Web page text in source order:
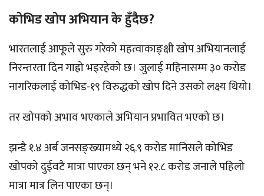
कोभिड खोप अभियान के हुँदैछ?
भारतलाई आफूले सुरु गरेको महत्वाकाङ्क्षी खोप अभियानलाई
निरन्तरता दिन गाह्रो भइरहेको छ। जुलाई महिनासम्म ३० करोड
नागरिकलाई कोभिड-१९ विरुद्धको खोप दिने उसको लक्ष्य थियो।
तर खोपको अभाव भएकाले अभियान प्रभावित भएको छ।
झन्डै १.४ अर्ब जनसङ्ख्यामध्ये २६.९ करोड मानिसले कोभिड
खोपको दुईवटै मात्रा पाएका छन् भने १२.८ करोड जनाले पहिलो
मात्रा मात्र लिन पाएका छन्।